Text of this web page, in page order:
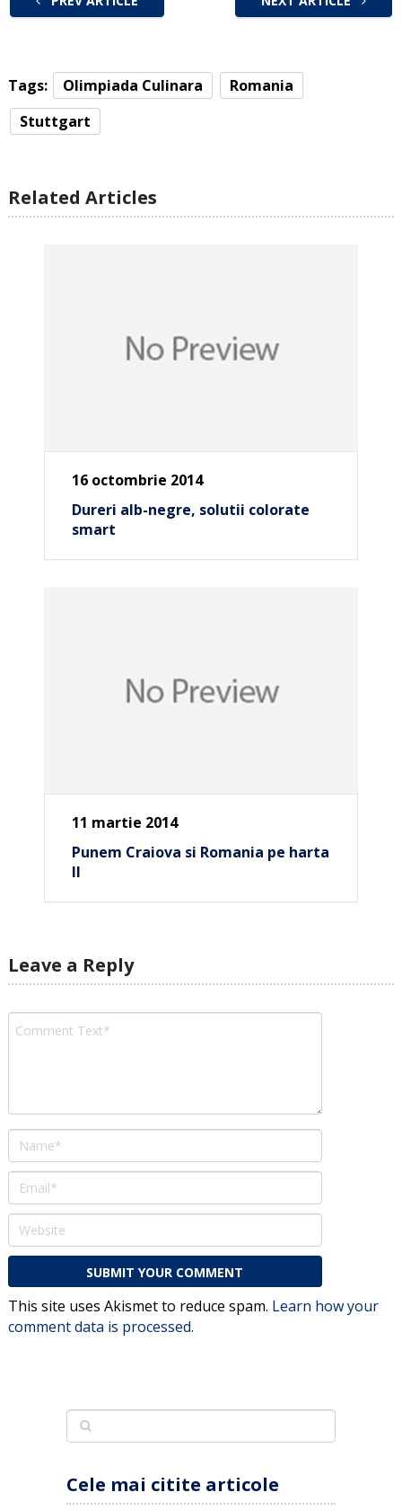
Tags: Olimpiada Culinara
Romania
Stuttgart
Related Articles
16 octombrie 2014
Dureri alb-negre, solutii colorate
smart
11 martie 2014
Punem Craiova si Romania pe harta
II
Leave a Reply
This site uses Akismet to reduce spam. Learn how your
comment data is processed.
Cele mai citite articole